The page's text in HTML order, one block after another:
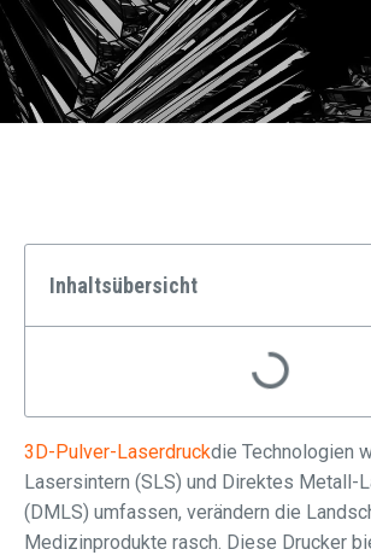
Inhaltsübersicht
3D-Pulver-Laserdruckdie Technologien
Lasersintern (SLS) und Direktes Metall-
(DMLS) umfassen, verändern die
Medizinprodukte rasch. Diese Drucker